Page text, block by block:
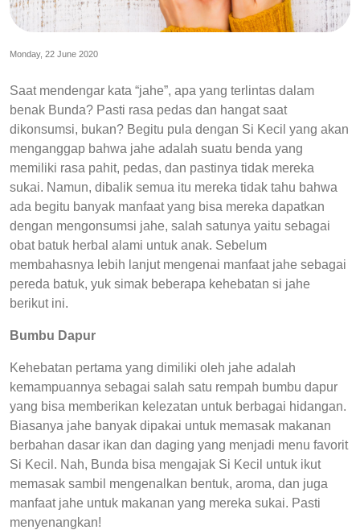
Monday, 22 June 2020
Saat mendengar kata “jahe”, apa yang terlintas dalam
benak Bunda? Pasti rasa pedas dan hangat saat
dikonsumsi, bukan? Begitu pula dengan Si Kecil yang akan
menganggap bahwa jahe adalah suatu benda yang
memiliki rasa pahit, pedas, dan pastinya tidak mereka
sukai. Namun, dibalik semua itu mereka tidak tahu bahwa
ada begitu banyak manfaat yang bisa mereka dapatkan
dengan mengonsumsi jahe, salah satunya yaitu sebagai
obat batuk herbal alami untuk anak. Sebelum
membahasnya lebih lanjut mengenai manfaat jahe sebagai
pereda batuk, yuk simak beberapa kehebatan si jahe
berikut ini.
Bumbu Dapur
Kehebatan pertama yang dimiliki oleh jahe adalah
kemampuannya sebagai salah satu rempah bumbu dapur
yang bisa memberikan kelezatan untuk berbagai hidangan.
Biasanya jahe banyak dipakai untuk memasak makanan
berbahan dasar ikan dan daging yang menjadi menu favorit
Si Kecil. Nah, Bunda bisa mengajak Si Kecil untuk ikut
memasak sambil mengenalkan bentuk, aroma, dan juga
manfaat jahe untuk makanan yang mereka sukai. Pasti
menyenangkan!